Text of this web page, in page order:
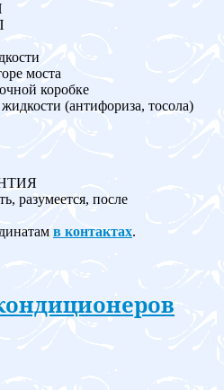
моста
коробке
(антифориза, тосола)
разумеется, после
в контактах.